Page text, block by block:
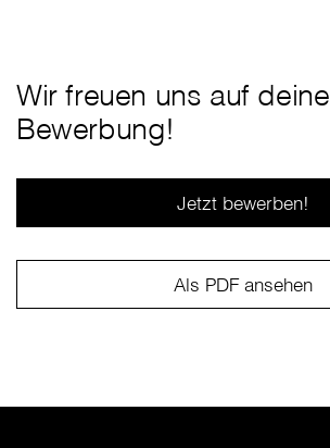
Wir freuen uns auf deine
Bewerbung!
Jetzt bewerben!
Als PDF ansehen